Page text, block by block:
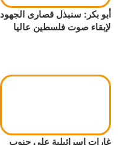
أبو بكر: سنبذل قصارى الجهود
لإبقاء صوت فلسطين عاليا
غارات إسرائيلية على جنوب